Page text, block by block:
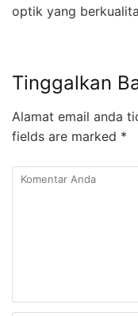
optik yang
Tinggalkan
Alamat email anda
fields are marked *